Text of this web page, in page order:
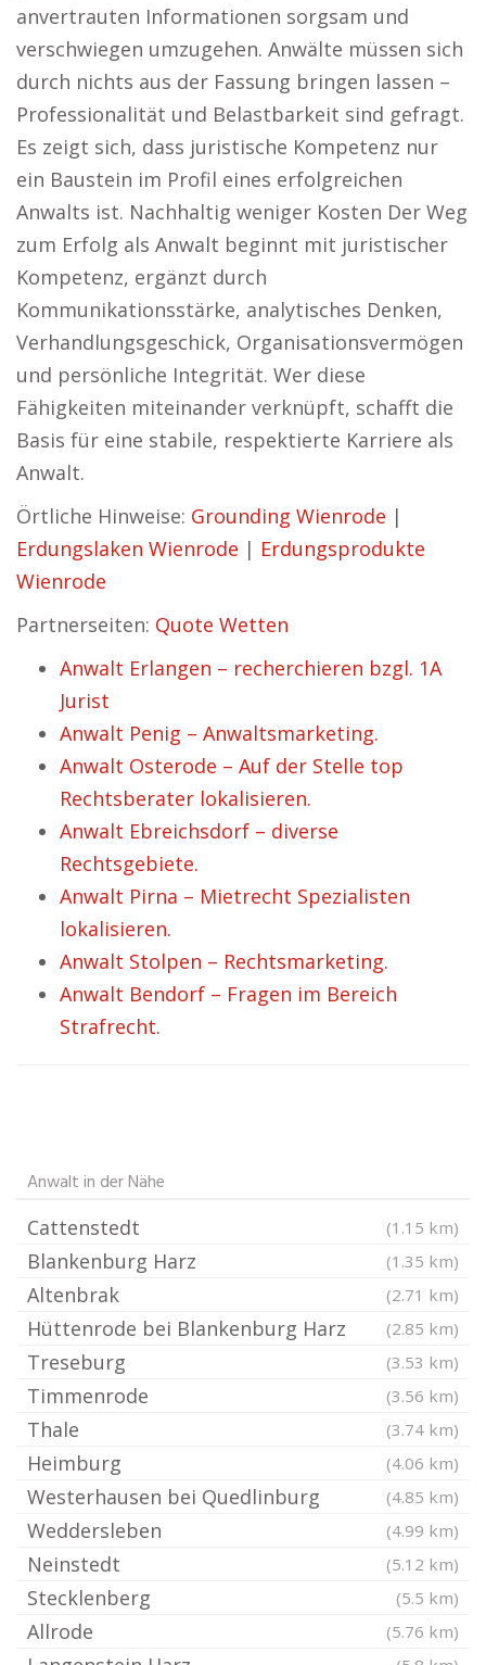
anvertrauten Informationen sorgsam und
verschwiegen umzugehen. Anwälte müssen sich
durch nichts aus der Fassung bringen lassen –
Professionalität und Belastbarkeit sind gefragt.
Es zeigt sich, dass juristische Kompetenz nur
ein Baustein im Profil eines erfolgreichen
Anwalts ist. Nachhaltig weniger Kosten Der Weg
zum Erfolg als Anwalt beginnt mit juristischer
Kompetenz, ergänzt durch
Kommunikationsstärke, analytisches Denken,
Verhandlungsgeschick, Organisationsvermögen
und persönliche Integrität. Wer diese
Fähigkeiten miteinander verknüpft, schafft die
Basis für eine stabile, respektierte Karriere als
Anwalt.
Örtliche Hinweise: Grounding Wienrode |
Erdungslaken Wienrode | Erdungsprodukte
Wienrode
Partnerseiten: Quote Wetten
Anwalt Erlangen – recherchieren bzgl. 1A
Jurist
Anwalt Penig – Anwaltsmarketing.
Anwalt Osterode – Auf der Stelle top
Rechtsberater lokalisieren.
Anwalt Ebreichsdorf – diverse
Rechtsgebiete.
Anwalt Pirna – Mietrecht Spezialisten
lokalisieren.
Anwalt Stolpen – Rechtsmarketing.
Anwalt Bendorf – Fragen im Bereich
Strafrecht.
Anwalt in der Nähe
Cattenstedt (1.15 km)
Blankenburg Harz (1.35 km)
Altenbrak (2.71 km)
Hüttenrode bei Blankenburg Harz (2.85 km)
Treseburg (3.53 km)
Timmenrode (3.56 km)
Thale (3.74 km)
Heimburg (4.06 km)
Westerhausen bei Quedlinburg (4.85 km)
Weddersleben (4.99 km)
Neinstedt (5.12 km)
Stecklenberg (5.5 km)
Allrode (5.76 km)